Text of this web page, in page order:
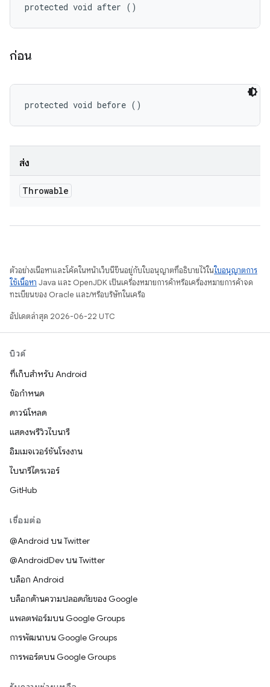
protected void after ()
ก่อน
protected void before ()
ส่ง
Throwable
ตัวอย่างเนื้อหาและโค้ดในหน้าเว็บนี้ขึ้นอยู่กับใบอนุญาตที่อธิบายไว้ในใบอนุญาตการ
ใช้เนื้อหา Java และ OpenJDK เป็นเครื่องหมายการค้าหรือเครื่องหมายการค้าจด
ทะเบียนของ Oracle และ/หรือบริษัทในเครือ
อัปเดตล่าสุด 2026-06-22 UTC
บิวด์
ที่เก็บสำหรับ Android
ข้อกำหนด
ดาวน์โหลด
แสดงพรีวิวไบนารี
อิมเมจเวอร์ชันโรงงาน
ไบนารีไดรเวอร์
GitHub
เชื่อมต่อ
@Android บน Twitter
@AndroidDev บน Twitter
บล็อก Android
บล็อกด้านความปลอดภัยของ Google
แพลตฟอร์มบน Google Groups
การพัฒนาบน Google Groups
การพอร์ตบน Google Groups